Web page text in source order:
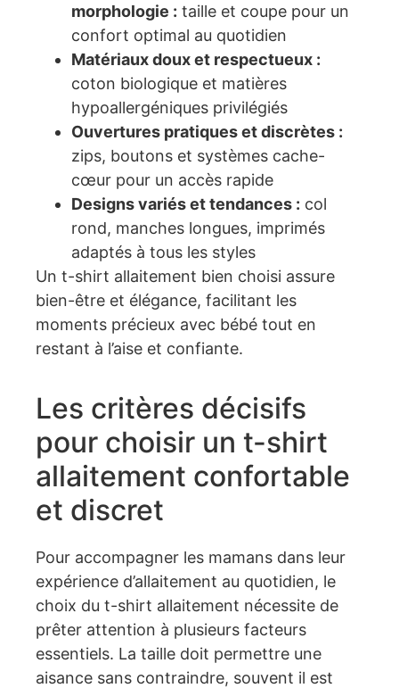
morphologie : taille et coupe pour un
confort optimal au quotidien
Matériaux doux et respectueux :
coton biologique et matières
hypoallergéniques privilégiés
Ouvertures pratiques et discrètes :
zips, boutons et systèmes cache-
cœur pour un accès rapide
Designs variés et tendances : col
rond, manches longues, imprimés
adaptés à tous les styles
Un t-shirt allaitement bien choisi assure
bien-être et élégance, facilitant les
moments précieux avec bébé tout en
restant à l’aise et confiante.
Les critères décisifs
pour choisir un t-shirt
allaitement confortable
et discret
Pour accompagner les mamans dans leur
expérience d’allaitement au quotidien, le
choix du t-shirt allaitement nécessite de
prêter attention à plusieurs facteurs
essentiels. La taille doit permettre une
aisance sans contraindre, souvent il est